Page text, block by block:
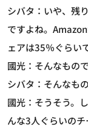
シバタ：いや、残
ですよね。
ェアは35％ぐらい
國光：そんなもの
シバタ：そんなも
國光：そうそう。
んな3人ぐらいの